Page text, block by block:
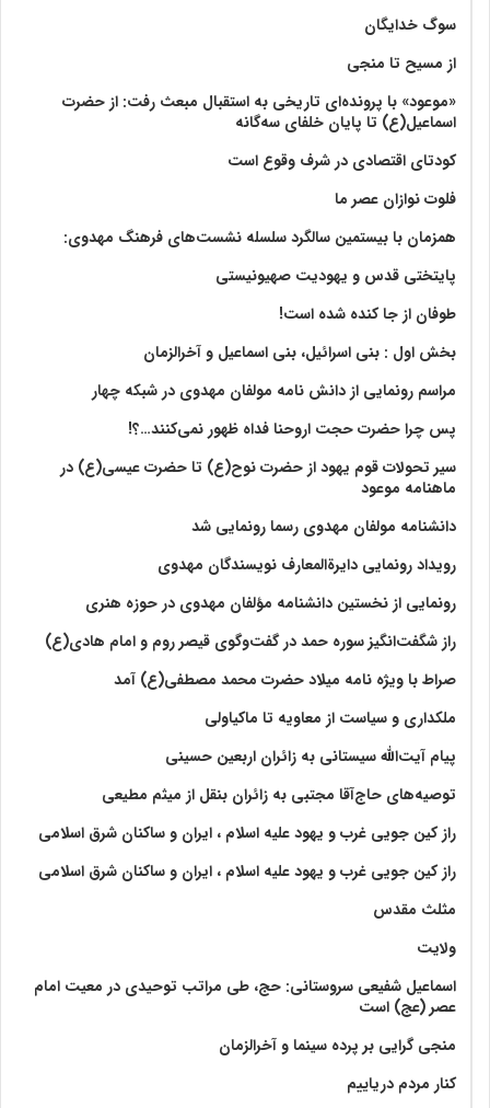
سوگ خدایگان
از مسیح تا منجی
«موعود» با پرونده‌ای تاریخی به استقبال مبعث رفت: از حضرت
اسماعیل(ع) تا پایان خلفای سه‌گانه
کودتای اقتصادی در شرف وقوع است
فلوت نوازان عصر ما
همزمان با بیستمین سالگرد سلسله نشست‌های فرهنگ مهدوی:‌
پایتختی قدس و یهودیت صهیونیستی
طوفان از جا کنده شده است!
بخش اول : بنی اسرائیل، بنی اسماعیل و آخرالزمان
مراسم رونمایی از دانش نامه مولفان مهدوی در شبکه چهار
پس چرا حضرت حجت اروحنا فداه ظهور نمی‌کنند…؟!
سیر تحولات قوم یهود از حضرت نوح(ع) تا حضرت عیسی(ع) در
ماهنامه موعود
دانشنامه مولفان مهدوی رسما رونمایی شد
رویداد رونمایی دایرةالمعارف نویسندگان مهدوی
رونمایی از نخستین دانشنامه مؤلفان مهدوی در حوزه هنری
راز شگفت‌انگیز سوره حمد در گفت‌وگوی قیصر روم و امام هادی(ع)
صراط با ویژه نامه میلاد حضرت محمد مصطفی(ع) آمد
ملکداری و سیاست از معاویه تا ماکیاولی
پیام آیت‌الله سیستانی به زائران اربعین حسینی
توصیه‌های حاج‌آقا مجتبی به زائران بنقل از میثم مطیعی
راز کین جویی غرب و یهود علیه اسلام ، ایران و ساکنان شرق اسلامی
راز کین جویی غرب و یهود علیه اسلام ، ایران و ساکنان شرق اسلامی
مثلث مقدس
ولايت‏
اسماعیل شفیعی سروستانی: حج، طی مراتب توحیدی در معیت امام
عصر (عج) است
منجی گرایی بر پرده سینما و آخرالزمان
کنار مردم دریاییم